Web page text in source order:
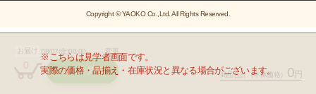
お届け 08/07(金)00:00- 変更
0 カゴを見る 商品合計 （本体価格） 0円
※こちらは見学者画面です。
実際の価格・品揃え・在庫状況と異なる場合がございます。
Copyright © YAOKO Co.,Ltd. All Rights Reserved.